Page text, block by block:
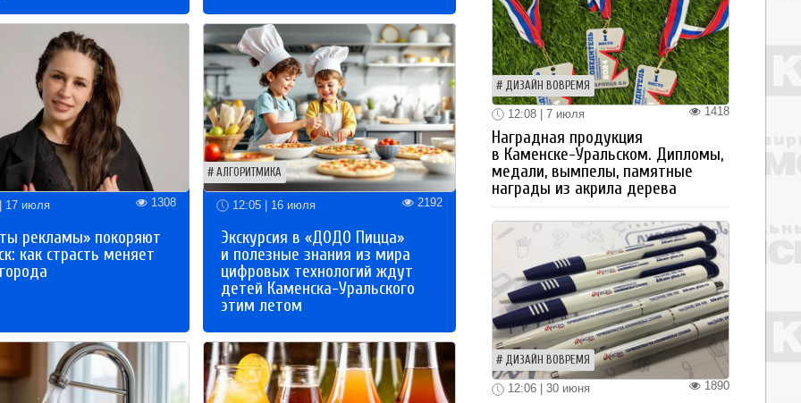
17 июля 1308
рекламы» покоряют
как страсть меняет
АЛГОРИТМИКА
12:05 | 16 июля 2192
Экскурсия в «ДОДО Пицца»
и полезные знания из мира
цифровых технологий ждут
детей Каменска-Уральского
этим летом
ДИЗАЙН ВОВРЕМЯ
1418
12:08 | 7 июля
Наградная продукция
в Каменске-Уральском. Дипломы,
медали, вымпелы, памятные
награды из акрила дерева
ДИЗАЙН ВОВРЕМЯ
1890
12:06 | 30 июня